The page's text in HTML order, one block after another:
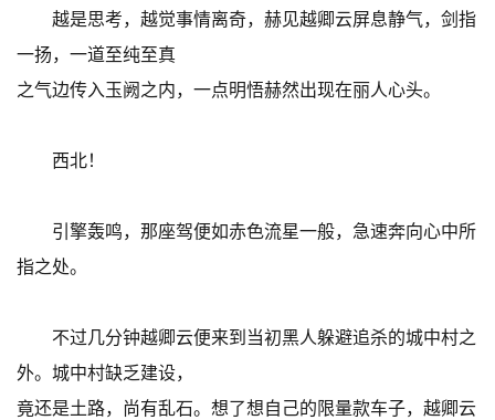
越是思考，越觉事情离奇，赫见越卿云屏息静气，剑指
一扬，一道至纯至真
之气边传入玉阙之内，一点明悟赫然出现在丽人心头。
西北！
引擎轰鸣，那座驾便如赤色流星一般，急速奔向心中所
指之处。
不过几分钟越卿云便来到当初黑人躲避追杀的城中村之
外。城中村缺乏建设，
竟还是土路，尚有乱石。想了想自己的限量款车子，越卿云